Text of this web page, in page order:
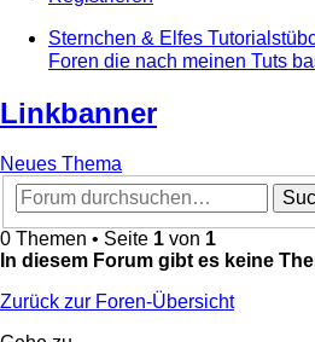
Sternchen & Elfes
Foren die nach meinen Tuts
Linkbanner
Neues Thema
0 Themen • Seite 1 von 1
In diesem Forum gibt es keine
Zurück zur Foren-Übersicht